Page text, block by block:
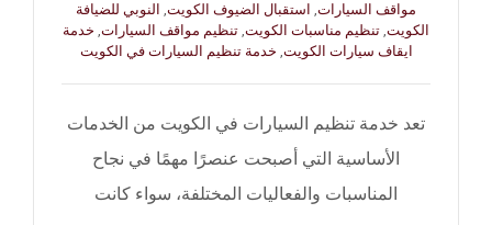
مواقف السيارات, استقبال الضيوف الكويت, النوبي للضيافة
الكويت, تنظيم مناسبات الكويت, تنظيم مواقف السيارات, خدمة
ايقاف سيارات الكويت, خدمة تنظيم السيارات في الكويت
تعد خدمة تنظيم السيارات في الكويت من الخدمات
الأساسية التي أصبحت عنصرًا مهمًا في نجاح
المناسبات والفعاليات المختلفة، سواء كانت